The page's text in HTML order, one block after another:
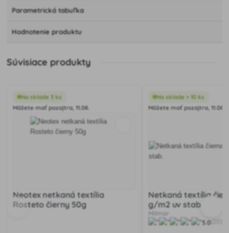
Parametrická tabuľka
Hodnotenie produktu
Súvisiace produkty
Na sklade 3 ks
Môžete mať pozajtra, 11.08.
Neotex netkaná textília
Rosteto čierny 50g
Na sklade > 10 ks
Môžete mať pozajtra, 11.08.
Netkaná textília
g/m2 uv stab.
Milmar
5.0